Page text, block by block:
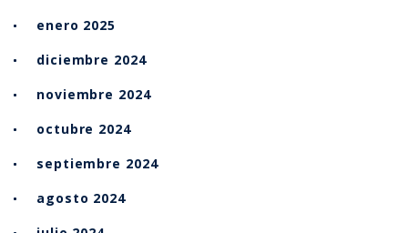
enero 2025
diciembre 2024
noviembre 2024
octubre 2024
septiembre 2024
agosto 2024